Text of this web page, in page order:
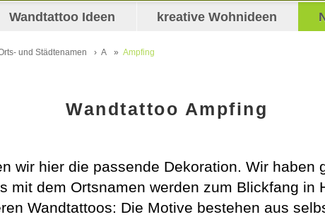
Wandtattoo Ideen kreative Wohnideen
und Städtenamen A Ampfing
Wandtattoo Ampfing
wir hier die passende Dekoration. Wir haben
mit dem Ortsnamen werden zum Blickfang in
Wandtattoos: Die Motive bestehen aus